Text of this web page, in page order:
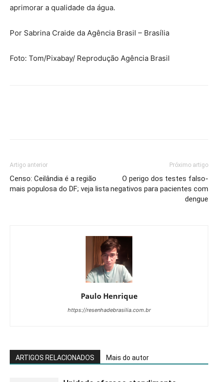
aprimorar a qualidade da água.
Por Sabrina Craide da Agência Brasil – Brasília
Foto: Tom/Pixabay/ Reprodução Agência Brasil
Artigo anterior
Censo: Ceilândia é a região
mais populosa do DF; veja lista
Próximo artigo
O perigo dos testes falso-
negativos para pacientes com
dengue
Paulo Henrique
https://resenhadebrasilia.com.br
ARTIGOS RELACIONADOS Mais do autor